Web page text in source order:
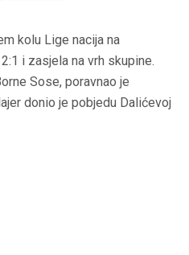
kolu Lige nacija na
i zasjela na vrh skupine.
Sose, poravnao je
donio je pobjedu Dalićevoj